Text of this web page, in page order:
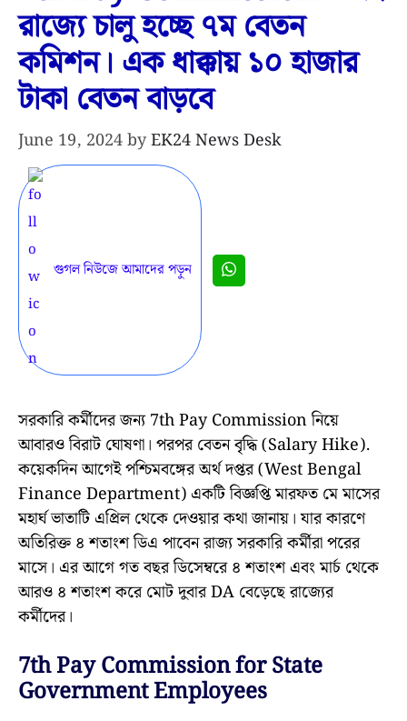
রাজ্যে চালু হচ্ছে ৭ম বেতন
কমিশন। এক ধাক্কায় ১০ হাজার
টাকা বেতন বাড়বে
June 19, 2024byEK24 News Desk
গুগল নিউজে আমাদের পড়ুন
সরকারি কর্মীদের জন্য 7th Pay Commission নিয়ে
আবারও বিরাট ঘোষণা। পরপর বেতন বৃদ্ধি (Salary Hike).
কয়েকদিন আগেই পশ্চিমবঙ্গের অর্থ দপ্তর (West Bengal
Finance Department) একটি বিজ্ঞপ্তি মারফত মে মাসের
মহার্ঘ ভাতাটি এপ্রিল থেকে দেওয়ার কথা জানায়। যার কারণে
অতিরিক্ত ৪ শতাংশ ডিএ পাবেন রাজ্য সরকারি কর্মীরা পরের
মাসে। এর আগে গত বছর ডিসেম্বরে ৪ শতাংশ এবং মার্চ থেকে
আরও ৪ শতাংশ করে মোট দুবার DA বেড়েছে রাজ্যের
কর্মীদের।
7th Pay Commission for State
Government Employees